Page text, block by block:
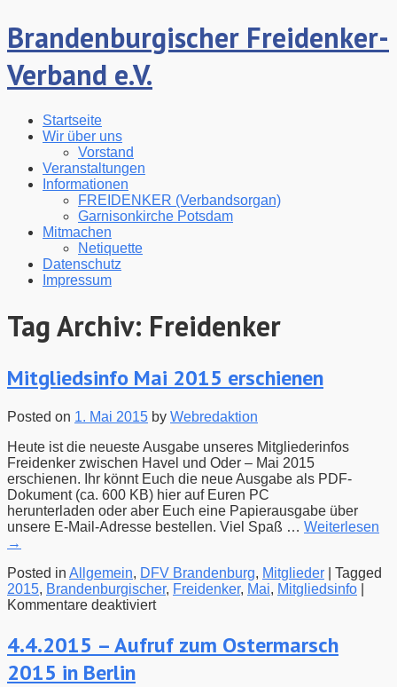
Brandenburgischer Freidenker-
Verband e.V.
Startseite
Wir über uns
Vorstand
Veranstaltungen
Informationen
FREIDENKER (Verbandsorgan)
Garnisonkirche Potsdam
Mitmachen
Netiquette
Datenschutz
Impressum
Tag Archiv: Freidenker
Mitgliedsinfo Mai 2015 erschienen
Posted on 1. Mai 2015 by Webredaktion
Heute ist die neueste Ausgabe unseres Mitgliederinfos
Freidenker zwischen Havel und Oder – Mai 2015
erschienen. Ihr könnt Euch die neue Ausgabe als PDF-
Dokument (ca. 600 KB) hier auf Euren PC
herunterladen oder aber Euch eine Papierausgabe über
unsere E-Mail-Adresse bestellen. Viel Spaß … Weiterlesen
→
Posted in Allgemein, DFV Brandenburg, Mitglieder
Tagged
2015, Brandenburgischer, Freidenker, Mai, Mitgliedsinfo
Kommentare deaktiviertfür
Mai
2015
4.4.2015 – Aufruf zum Ostermarsch
2015 in Berlin